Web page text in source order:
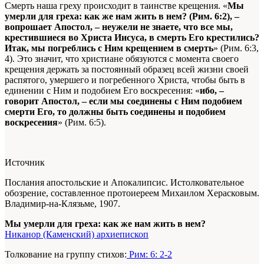
Смерть наша греху происходит в таинстве крещения. «Мы
умерли для греха: как же нам жить в нем? (Рим. 6:2), –
вопрошает Апостол, – неужели не знаете, что все мы,
крестившиеся во Христа Иисуса, в смерть Его крестились?
Итак, мы погреблись с Ним крещением в смерть» (Рим. 6:3,
4). Это значит, что христиане обязуются с момента своего
крещения держать за постоянный образец всей жизни своей
распятого, умершего и погребенного Христа, чтобы быть в
единении с Ним и подобием Его воскресения: «ибо, –
говорит Апостол, – если мы соединены с Ним подобием
смерти Его, то должны быть соединены и подобием
воскресения» (Рим. 6:5).
Источник
Послания апостольские и Апокалипсис. Истолковательное
обозрение, составленное протоиереем Михаилом Херасковым.
Владимир-на-Клязьме, 1907.
Мы умерли для греха: как же нам жить в нем?
Никанор (Каменский) архиепископ
Толкование на группу стихов: Рим: 6: 2-2